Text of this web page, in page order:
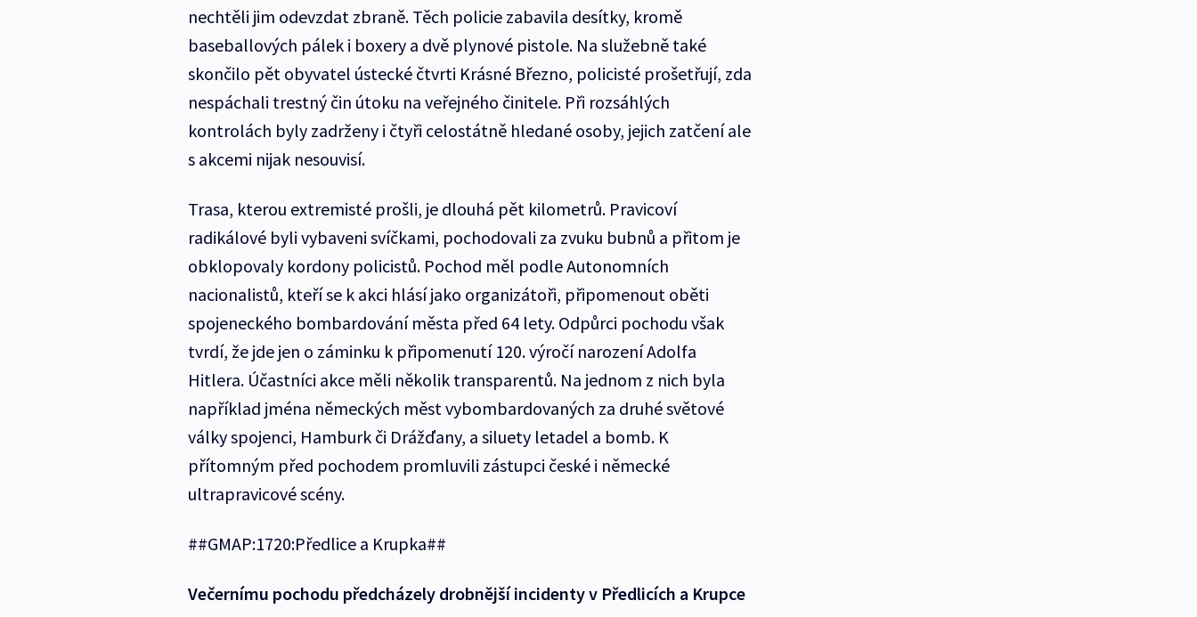
nechtěli jim odevzdat zbraně. Těch policie zabavila desítky, kromě
baseballových pálek i boxery a dvě plynové pistole. Na služebně také
skončilo pět obyvatel ústecké čtvrti Krásné Březno, policisté prošetřují, zda
nespáchali trestný čin útoku na veřejného činitele. Při rozsáhlých
kontrolách byly zadrženy i čtyři celostátně hledané osoby, jejich zatčení ale
s akcemi nijak nesouvisí.
Trasa, kterou extremisté prošli, je dlouhá pět kilometrů. Pravicoví
radikálové byli vybaveni svíčkami, pochodovali za zvuku bubnů a přitom je
obklopovaly kordony policistů. Pochod měl podle Autonomních
nacionalistů, kteří se k akci hlásí jako organizátoři, připomenout oběti
spojeneckého bombardování města před 64 lety. Odpůrci pochodu však
tvrdí, že jde jen o záminku k připomenutí 120. výročí narození Adolfa
Hitlera. Účastníci akce měli několik transparentů. Na jednom z nich byla
například jména německých měst vybombardovaných za druhé světové
války spojenci, Hamburk či Drážďany, a siluety letadel a bomb. K
přítomným před pochodem promluvili zástupci české i německé
ultrapravicové scény.
##GMAP:1720:Předlice a Krupka##
Večernímu pochodu předcházely drobnější incidenty v Předlicích a Krupce